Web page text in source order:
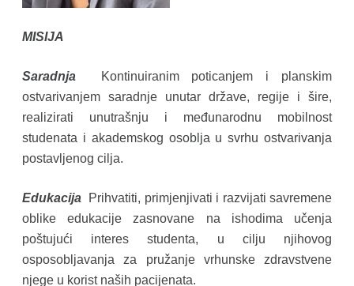
MISIJA
SaradnjaKontinuiranim poticanjem i planskim
ostvarivanjem saradnje unutar države, regije i šire,
realizirati unutrašnju i međunarodnu mobilnost
studenata i akademskog osoblja u svrhu ostvarivanja
postavljenog cilja.
EdukacijaPrihvatiti, primjenjivati i razvijati savremene
oblike edukacije zasnovane na ishodima učenja
poštujući interes studenta, u cilju njihovog
osposobljavanja za pružanje vrhunske zdravstvene
njege u korist naših pacijenata.